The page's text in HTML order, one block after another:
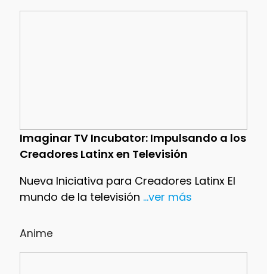
Imaginar TV Incubator: Impulsando a los
Creadores Latinx en Televisión
Nueva Iniciativa para Creadores Latinx El
mundo de la televisión ...ver más
Anime